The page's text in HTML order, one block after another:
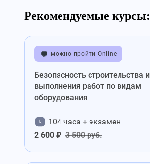
Рекомендуемые курсы:
можно пройти Online
Безопасность строительства и
выполнения работ по видам
оборудования
104 часа + экзамен
2 600 ₽ 3 500 руб.